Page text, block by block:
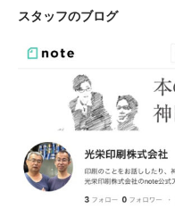
スタッフのブログ